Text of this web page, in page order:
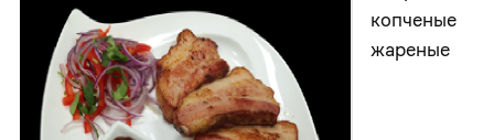
копченые
жареные